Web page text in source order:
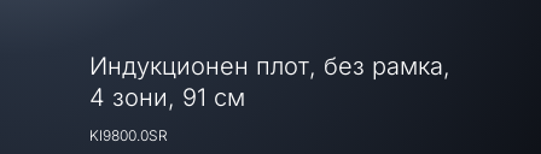
Индукционен плот, без рамка,
4 зони, 91 см
KI9800.0SR